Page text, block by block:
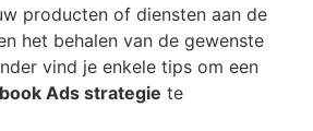
producten of diensten aan de
het behalen van de gewenste
vind je enkele tips om een
Ads strategie te